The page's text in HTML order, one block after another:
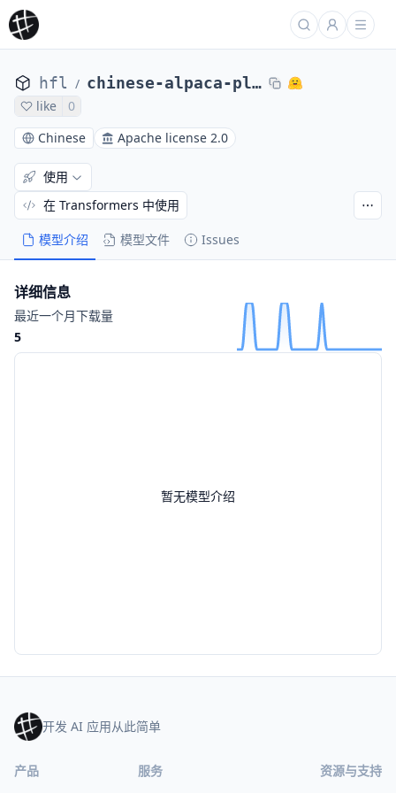
hfl / chinese-alpaca-plus-lora-13b
like
0
Chinese
Apache license 2.0
模型介绍 模型文件 Issues
使用
在 Transformers 中使用
暂无模型介绍
详细信息
最近一个月下载量
5
开发 AI 应用从此简单
产品 服务 资源与支持